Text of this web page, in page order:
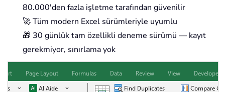
80.000'den fazla işletme tarafından güvenilir
🚀 Tüm modern Excel sürümleriyle uyumlu
🎁 30 günlük tam özellikli deneme sürümü — kayıt
gerekmiyor, sınırlama yok